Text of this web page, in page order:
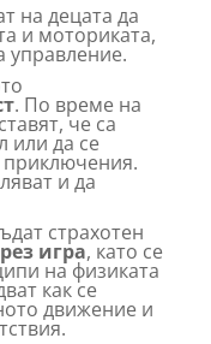
на децата да
и моториката,
управление.
. По време на
че са
или да се
приключения.
и да
страхотен
игра, като се
на физиката
как се
движение и